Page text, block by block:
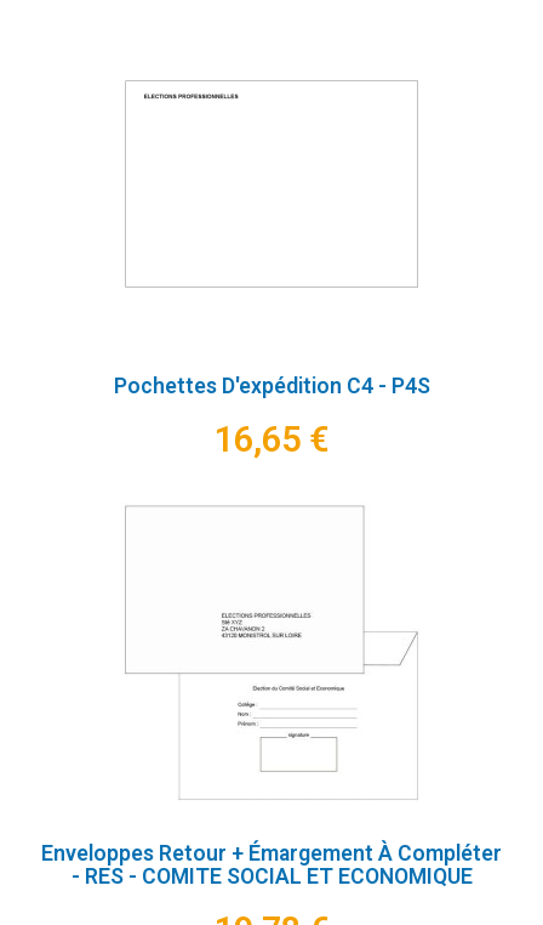
Pochettes D'expédition C4 - P4S
16,65 €
Enveloppes Retour + Émargement À Compléter
- RES - COMITE SOCIAL ET ECONOMIQUE